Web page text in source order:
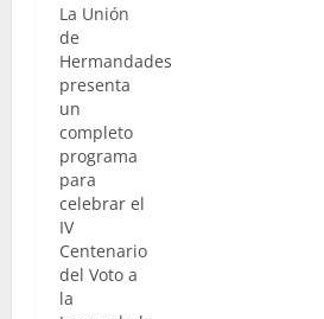
aniversario
que
además de
tener una
importancia
para
nuestra
ciudad, lo
tiene para
la Diócesis
en
general.
Allá por el
La Unión
de
Hermandades
presenta
un
completo
programa
para
celebrar el
IV
Centenario
del Voto a
la